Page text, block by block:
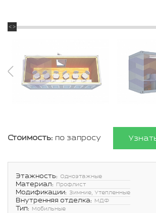
Стоимость: по запросу
Этажность: Одноэтажные
Материал: Профлист
Модификации: Зимние, Утепленные
Внутренняя отделка: МДФ
Тип: Мобильные